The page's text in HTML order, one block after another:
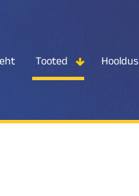
Tooted Hooldus